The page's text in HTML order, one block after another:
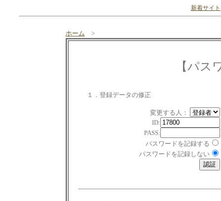
新着サイト
ホーム >
【パス
１．登録データの修正
変更する人：
ID:
PASS:
パスワードを記録する
パスワードを記録しない